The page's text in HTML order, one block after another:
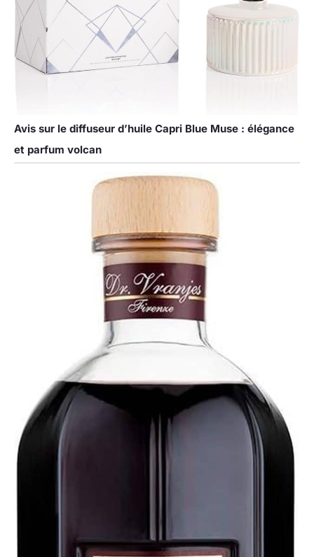
Avis sur le diffuseur d’huile Capri Blue Muse : élégance
et parfum volcan